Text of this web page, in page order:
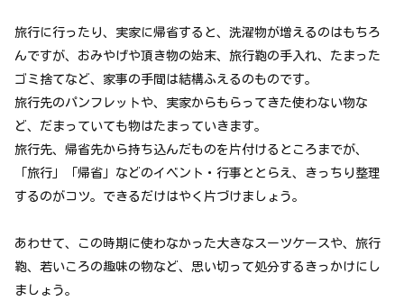
旅行に行ったり、実家に帰省すると、洗濯物が増えるのはもちろ
んですが、おみやげや頂き物の始末、旅行鞄の手入れ、たまった
ゴミ捨てなど、家事の手間は結構ふえるのものです。
旅行先のパンフレットや、実家からもらってきた使わない物な
ど、だまっていても物はたまっていきます。
旅行先、帰省先から持ち込んだものを片付けるところまでが、
「旅行」「帰省」などのイベント・行事ととらえ、きっちり整理
するのがコツ。できるだけはやく片づけましょう。
あわせて、この時期に使わなかった大きなスーツケースや、旅行
鞄、若いころの趣味の物など、思い切って処分するきっかけにし
ましょう。